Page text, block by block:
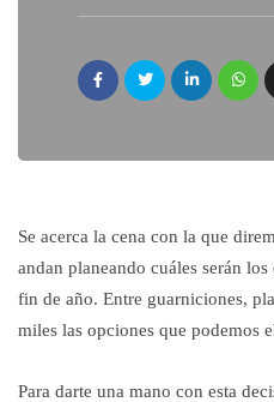
Se acerca la cena con la que
andan planeando cuáles serán
fin de año. Entre guarniciones,
miles las opciones que podemos
Para darte una mano con esta